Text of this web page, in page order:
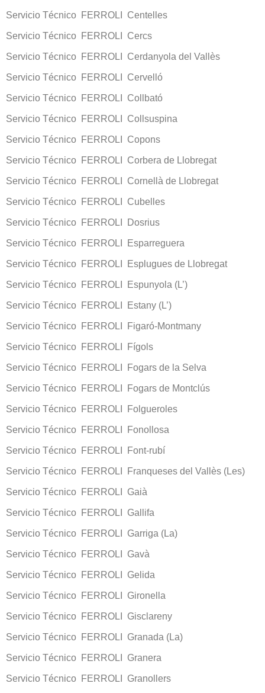
Servicio Técnico FERROLI Centelles
Servicio Técnico FERROLI Cercs
Servicio Técnico FERROLI Cerdanyola del Vallès
Servicio Técnico FERROLI Cervelló
Servicio Técnico FERROLI Collbató
Servicio Técnico FERROLI Collsuspina
Servicio Técnico FERROLI Copons
Servicio Técnico FERROLI Corbera de Llobregat
Servicio Técnico FERROLI Cornellà de Llobregat
Servicio Técnico FERROLI Cubelles
Servicio Técnico FERROLI Dosrius
Servicio Técnico FERROLI Esparreguera
Servicio Técnico FERROLI Esplugues de Llobregat
Servicio Técnico FERROLI Espunyola (L’)
Servicio Técnico FERROLI Estany (L’)
Servicio Técnico FERROLI Figaró-Montmany
Servicio Técnico FERROLI Fígols
Servicio Técnico FERROLI Fogars de la Selva
Servicio Técnico FERROLI Fogars de Montclús
Servicio Técnico FERROLI Folgueroles
Servicio Técnico FERROLI Fonollosa
Servicio Técnico FERROLI Font-rubí
Servicio Técnico FERROLI Franqueses del Vallès (Les)
Servicio Técnico FERROLI Gaià
Servicio Técnico FERROLI Gallifa
Servicio Técnico FERROLI Garriga (La)
Servicio Técnico FERROLI Gavà
Servicio Técnico FERROLI Gelida
Servicio Técnico FERROLI Gironella
Servicio Técnico FERROLI Gisclareny
Servicio Técnico FERROLI Granada (La)
Servicio Técnico FERROLI Granera
Servicio Técnico FERROLI Granollers